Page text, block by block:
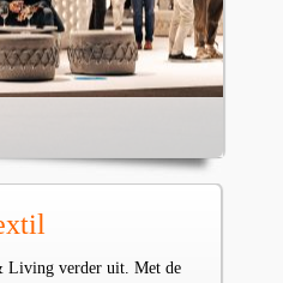
Living verder uit. Met de